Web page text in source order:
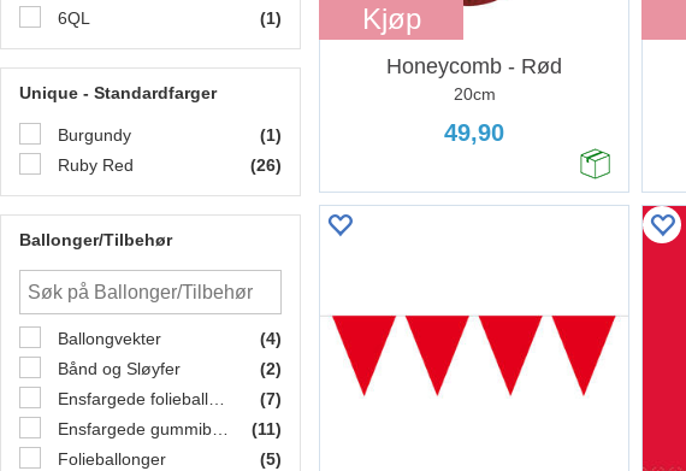
6QL
(1)
Unique - Standardfarger
Burgundy
(1)
Ruby Red
(26)
Ballonger/Tilbehør
Ballongvekter
(4)
Bånd og Sløyfer
(2)
Ensfargede folieballonger
(7)
Ensfargede gummiballonger
(11)
Folieballonger
(5)
Kjøp
Honeycomb - Rød
20cm
49,90